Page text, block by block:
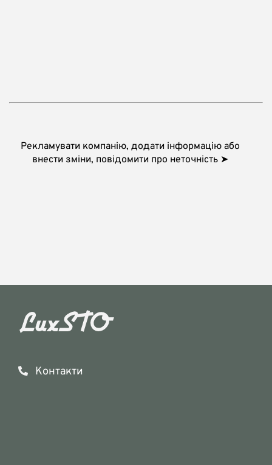
Рекламувати компанію, додати інформацію або
внести зміни, повідомити про неточність ➤
Контакти